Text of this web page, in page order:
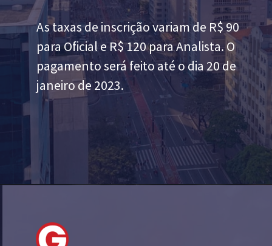
As taxas de inscrição variam de R$ 90
para Oficial e R$ 120 para Analista. O
pagamento será feito até o dia 20 de
janeiro de 2023.